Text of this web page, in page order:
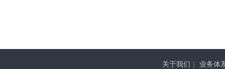
关于我们 |
业务体